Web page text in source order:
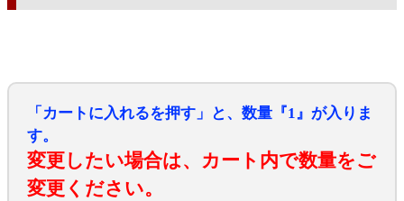
「カートに入れるを押す」と、数量『1』が入りま
す。
変更したい場合は、カート内で数量をご
変更ください。